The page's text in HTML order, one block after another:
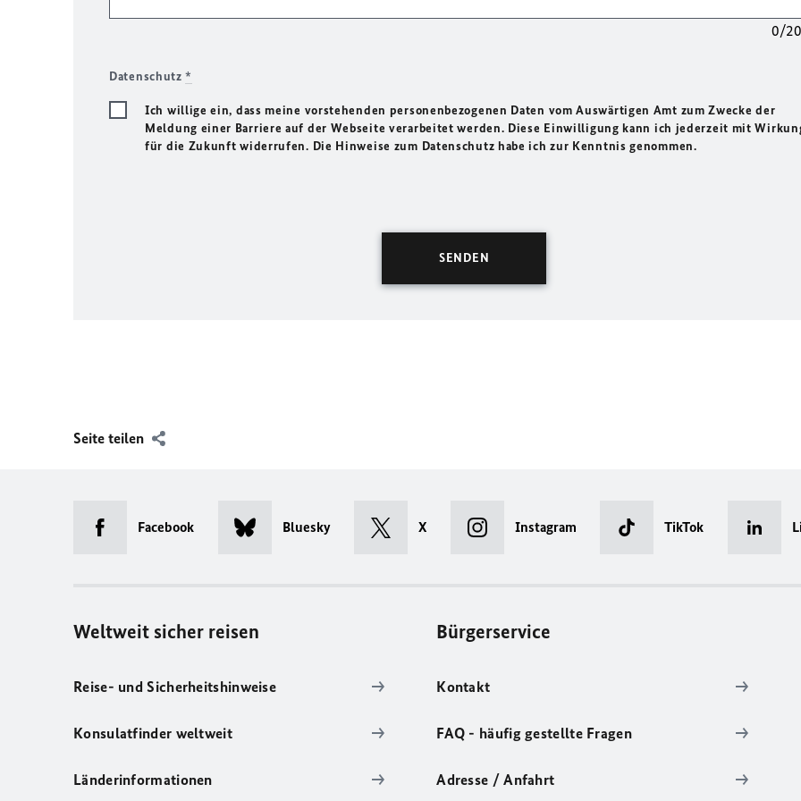
0/
Datenschutz*
Ich willige ein, dass meine vorstehenden personenbezogenen Daten vom Auswärtigen Amt zum Zwecke der
Meldung einer Barriere auf der Webseite verarbeitet werden. Diese Einwilligung kann ich jederzeit mit
für die Zukunft widerrufen. Die Hinweise zum Datenschutz habe ich zur Kenntnis genommen.
Seite teilen
Facebook Bluesky X Instagram TikTok
Weltweit sicher reisen
Reise- und Sicherheitshinweise
Konsulatfinder weltweit
Länderinformationen
Bürgerservice
Kontakt
FAQ - häufig gestellte Fragen
Adresse / Anfahrt